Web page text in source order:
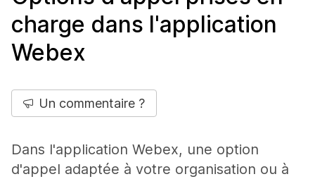
charge dans l'application
Webex
Un commentaire ?
Dans l'application Webex, une option
d'appel adaptée à votre organisation ou à